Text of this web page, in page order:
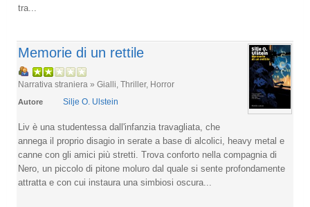
tra...
Memorie di un rettile
Narrativa straniera » Gialli, Thriller, Horror
Autore Silje O. Ulstein
Liv è una studentessa dall'infanzia travagliata, che
annega il proprio disagio in serate a base di alcolici, heavy metal e
canne con gli amici più stretti. Trova conforto nella compagnia di
Nero, un piccolo di pitone moluro dal quale si sente profondamente
attratta e con cui instaura una simbiosi oscura...